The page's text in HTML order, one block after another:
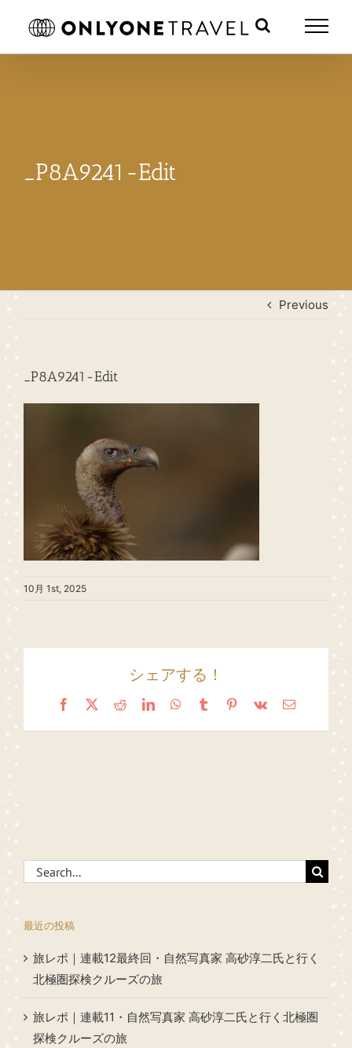
_P8A9241-Edit
Previous
_P8A9241-Edit
10月 1st, 2025
シェアする！
Facebook
X RedditLinkedInWhatsApp
TumblrPinterest
Vk Email
Search
for:
最近の投稿
旅レポ｜連載12最終回・自然写真家 高砂淳二氏と行く
北極圏探検クルーズの旅
旅レポ｜連載11・自然写真家 高砂淳二氏と行く北極圏
探検クルーズの旅